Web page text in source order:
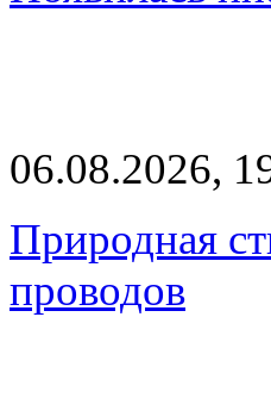
06.08.2026,
Природная
проводов